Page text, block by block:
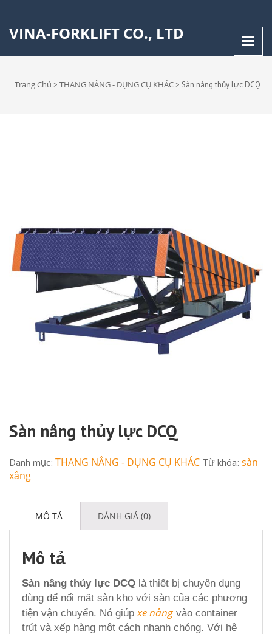
VINA-FORKLIFT CO., LTD
Trang Chủ > THANG NÂNG - DỤNG CỤ KHÁC > Sàn nâng thủy lực DCQ
Sàn nâng thủy lực DCQ
Danh mục: THANG NÂNG - DỤNG CỤ KHÁC Từ khóa: sàn
xâng
MÔ TẢ ĐÁNH GIÁ (0)
Mô tả
Sàn nâng thủy lực DCQ là thiết bị chuyên dụng
dùng để nối mặt sàn kho với sàn của các phương
tiện vận chuyển. Nó giúpxe nâng vào container
trút và xếp hàng một cách nhanh chóng. Với hệ